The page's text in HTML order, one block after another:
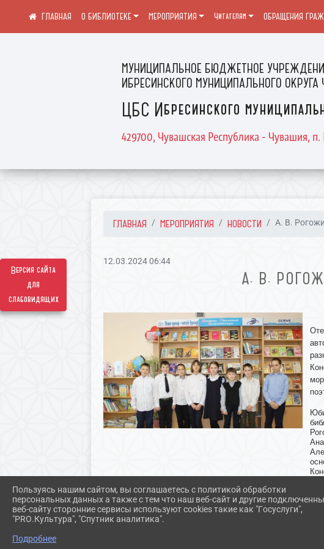
Версия сайта
для
слабовидящих
МУНИЦИПАЛЬНОЕ БЮДЖЕТНОЕ
ИБРЕСИНСКОГО МУНИЦИПАЛЬНОГО
ЦБС Ибресинского
429700, Чувашская Республика - Чувашия,
О БИБЛИОТЕКЕ МЕРОПРИЯТИЯ Читателям ОБРАЩЕНИЯ
ГЛАВНАЯ МЕРОПРИЯТИЯ НОВОСТИ А. В.
12.03.2024 06:44
А. В.
Пользуясь нашим сайтом, вы соглашаетесь с политикой обработки
персональных данных а также с тем что наш веб-сайт и другие
веб-сайту сторонние сервисы используют cookies такие как "Госуслуги",
"PRO.Культура", "Спутник аналитика".
Подробнее